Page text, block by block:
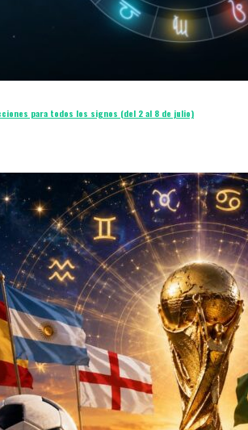
para todos los signos (del 2 al 8 de julio)